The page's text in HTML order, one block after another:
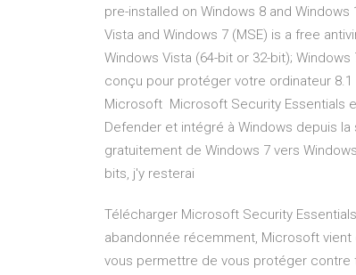
pre-installed on Windows 8 and
Vista and Windows 7 (MSE) is a free
Windows Vista (64-bit or 32-bit);
conçu pour protéger votre ordinateur
Microsoft Microsoft Security Essentials
Defender et intégré à Windows depuis
gratuitement de Windows 7 vers
bits, j'y resterai
Télécharger Microsoft Security
abandonnée récemment, Microsoft
vous permettre de vous protéger contre